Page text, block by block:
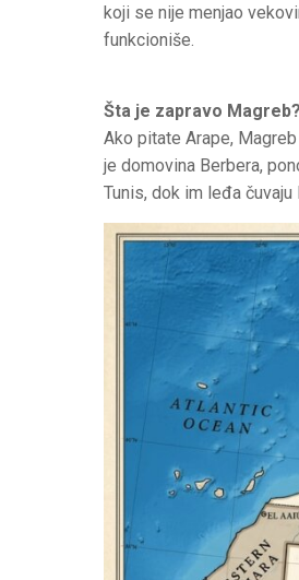
koji se nije menjao
funkcioniše.
​Šta je zapravo Magreb?
​Ako pitate Arape,
je domovina Berbera,
Tunis, dok im leđa čuvaju